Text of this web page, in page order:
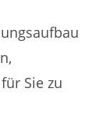
Sie zu